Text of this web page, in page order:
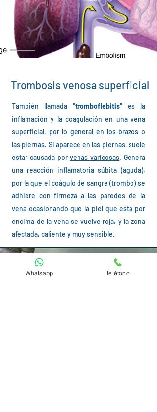
Trombosis venosa superficial
También llamada "tromboflebitis" es la
inflamación y la coagulación en una vena
superficial, por lo general en los brazos o
las piernas. Si aparece en las piernas, suele
estar causada porvenas varicosas. Genera
una reacción inflamatoria súbita (aguda),
por la que el coágulo de sangre (trombo) se
adhiere con firmeza a las paredes de la
vena ocasionando que la piel que está por
encima de la vena se vuelve roja, y la zona
afectada, caliente y muy sensible.
Whatsapp Teléfono